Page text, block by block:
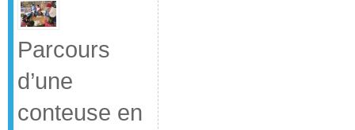
Parcours
d’une
conteuse en